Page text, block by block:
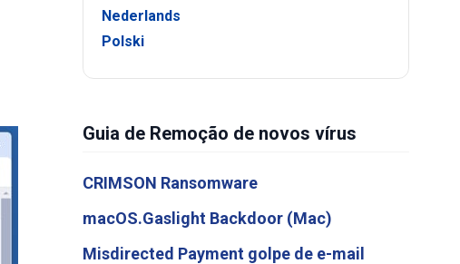
Nederlands
Polski
Guia de Remoção de novos vírus
CRIMSON Ransomware
macOS.Gaslight Backdoor (Mac)
Misdirected Payment golpe de e-mail